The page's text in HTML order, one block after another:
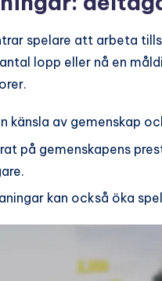
spelare att arbeta
lopp eller nå en
känsla av gemenskap
på gemenskapens
kan också öka